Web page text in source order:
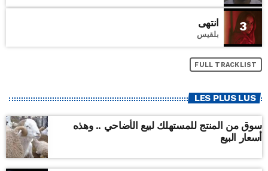
3 انتهى
بلقيس
FULL TRACKLIST
LES PLUS LUS
سوق من المنتج للمستهلك لبيع الأضاحي .. وهذه
أسعار البيع